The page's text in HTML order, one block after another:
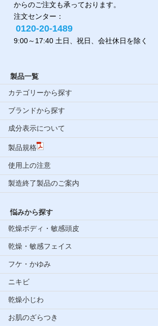
からのご注文も承っております。
注文センター：
0120-20-1489
9:00～17:40 土日、祝日、会社休日を除く
製品一覧
カテゴリーから探す
ブランドから探す
成分表示について
製品規格
使用上の注意
製造終了製品のご案内
悩みから探す
乾燥ボディ・敏感頭皮
乾燥・敏感フェイス
フケ・かゆみ
ニキビ
乾燥小じわ
お肌のざらつき